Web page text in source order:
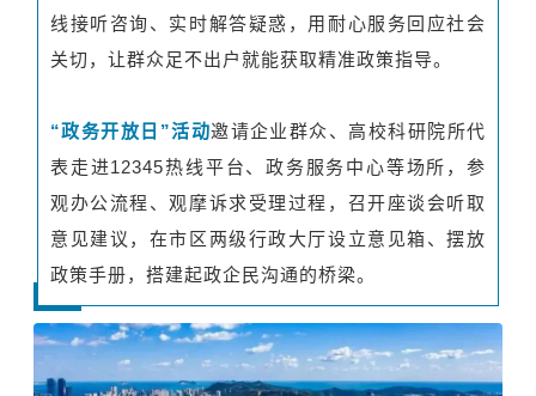
线接听咨询、实时解答疑惑，用耐心服务回应社会
关切，让群众足不出户就能获取精准政策指导。
“政务开放日”活动邀请企业群众、高校科研院所代
表走进12345热线平台、政务服务中心等场所，参
观办公流程、观摩诉求受理过程，召开座谈会听取
意见建议，在市区两级行政大厅设立意见箱、摆放
政策手册，搭建起政企民沟通的桥梁。